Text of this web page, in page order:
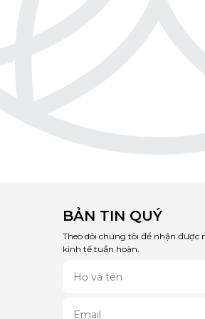
BẢN TIN QUÝ
Theo dõi chúng tôi để nhận
kinh tế tuần hoàn.